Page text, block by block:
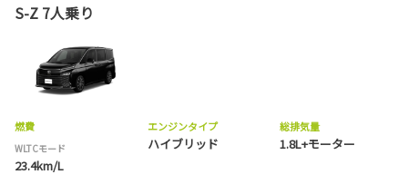
S-Z 7人乗り
燃費
WLTCモード
23.4km/L
エンジンタイプ
ハイブリッド
総排気量
1.8L+モーター